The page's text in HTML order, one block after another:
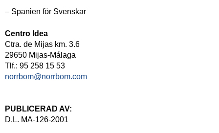
– Spanien för Svenskar
Centro Idea
Ctra. de Mijas km. 3.6
29650 Mijas-Málaga
Tlf.: 95 258 15 53
norrbom@norrbom.com
PUBLICERAD AV:
D.L. MA-126-2001